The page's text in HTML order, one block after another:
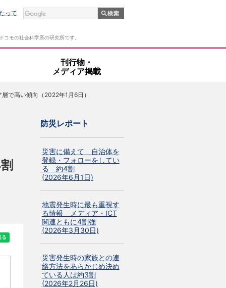
って
モの社会科学系の研究所です。
刊行物・
メディア掲載
で高い傾向（2022年1月6日）
防災レポート
災害に備えて 自治体を
登録・フォローをしてい
る 約4割
(2026年6月1日)
地震発生時に最も重視す
る情報 メディア・ICT
関連ともに4割強
(2026年3月30日)
災害発生時の家族との連
絡方法をあらかじめ決め
ている人は約3割
(2026年2月26日)